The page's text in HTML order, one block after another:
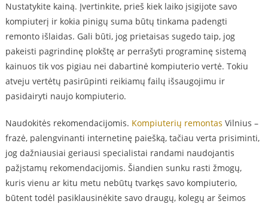
Nustatykite kainą. Įvertinkite, prieš kiek laiko įsigijote savo
kompiuterį ir kokia pinigų suma būtų tinkama padengti
remonto išlaidas. Gali būti, jog prietaisas sugedo taip, jog
pakeisti pagrindinę plokštę ar perrašyti programinę sistemą
kainuos tik vos pigiau nei dabartinė kompiuterio vertė. Tokiu
atveju vertėtų pasirūpinti reikiamų failų išsaugojimu ir
pasidairyti naujo kompiuterio.
Naudokitės rekomendacijomis. Kompiuterių remontas Vilnius –
frazė, palengvinanti internetinę paiešką, tačiau verta prisiminti,
jog dažniausiai geriausi specialistai randami naudojantis
pažįstamų rekomendacijomis. Šiandien sunku rasti žmogų,
kuris vienu ar kitu metu nebūtų tvarkęs savo kompiuterio,
būtent todėl pasiklausinėkite savo draugų, kolegų ar šeimos